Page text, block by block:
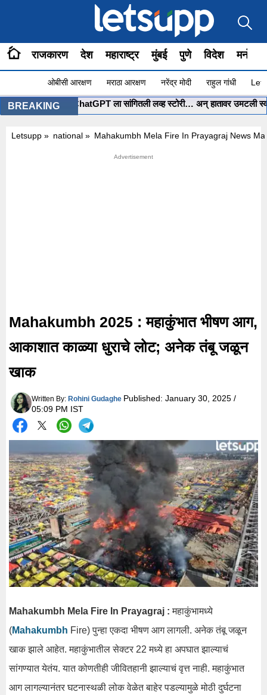
राजकारण देश महाराष्ट्र मुंबई पुणे विदेश
ओबीसी आरक्षण मराठा आरक्षण नरेंद्र मोदी राहुल गांधी
BREAKING
मुंबईच्या पोरीनं ChatGPT ला सांगितली लव्ह स्टोरी… अन् हातावर उमटली
Letsupp » national » Mahakumbh Mela Fire In Prayagraj News
Mahakumbh 2025 : महाकुंभात भीषण आग,
आकाशात काळ्या धुराचे लोट; अनेक तंबू जळून
खाक
Written By: Rohini Gudaghe Published: January 30, 2025 /
05:09 PM IST
Mahakumbh Mela Fire In Prayagraj : महाकुंभामध्ये
(Mahakumbh Fire) पुन्हा एकदा भीषण आग लागली. अनेक तंबू जळून
खाक झाले आहेत. महाकुंभातील सेक्टर 22 मध्ये हा अपघात झाल्याचं
सांगण्यात येतंय. यात कोणतीही जीवितहानी झाल्याचं वृत्त नाही. महाकुंभात
आग लागल्यानंतर घटनास्थळी लोक वेळेत बाहेर पडल्यामुळे मोठी दुर्घटना